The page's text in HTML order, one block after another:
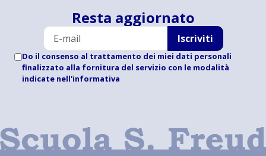
Resta aggiornato
Iscriviti
Do il consenso al trattamento dei miei dati personali
finalizzato alla fornitura del servizio con le modalità
indicate nell'informativa